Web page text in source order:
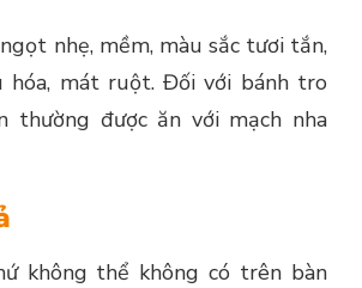
nhẹ, mềm, màu sắc tươi tắn,
hóa, mát ruột. Đối với bánh tro
thường được ăn với mạch nha
không thể không có trên bàn